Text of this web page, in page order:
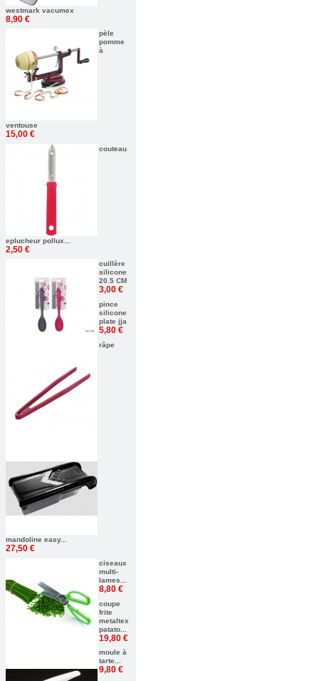
westmark vacumex
8,90 €
pèle
pomme
à
ventouse
15,00 €
couteau
eplucheur pollux...
2,50 €
cuillère
silicone
20.5 CM
3,00 €
pince
silicone
plate jja
5,80 €
râpe
mandoline easy...
27,50 €
ciseaux
multi-
lames...
8,80 €
coupe
frite
metaltex
patato...
19,80 €
moule à
tarte...
9,80 €